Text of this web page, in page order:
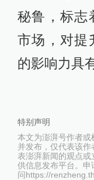
秘鲁，标志
市场，对提
的影响力具
特别声明
本文为澎湃号作者
并发布，仅代表该
表澎湃新闻的观点或
供信息发布平台。
问https://